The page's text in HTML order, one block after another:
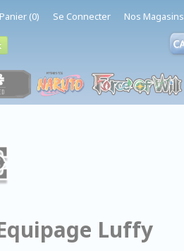
(0) Se Connecter Nos Magasins
Luffy